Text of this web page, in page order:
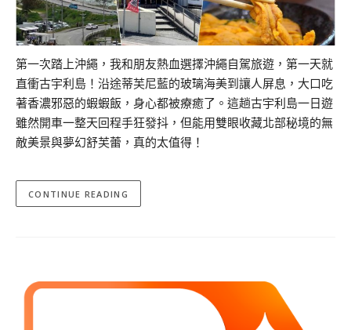
第一次踏上沖繩，我和朋友熱血選擇沖繩自駕旅遊，第一天就
直衝古宇利島！沿途蒂芙尼藍的玻璃海美到讓人屏息，大口吃
著香濃邪惡的蝦蝦飯，身心都被療癒了。這趟古宇利島一日遊
雖然開車一整天回程手狂發抖，但能用雙眼收藏北部秘境的無
敵美景與夢幻舒芙蕾，真的太值得！
CONTINUE READING